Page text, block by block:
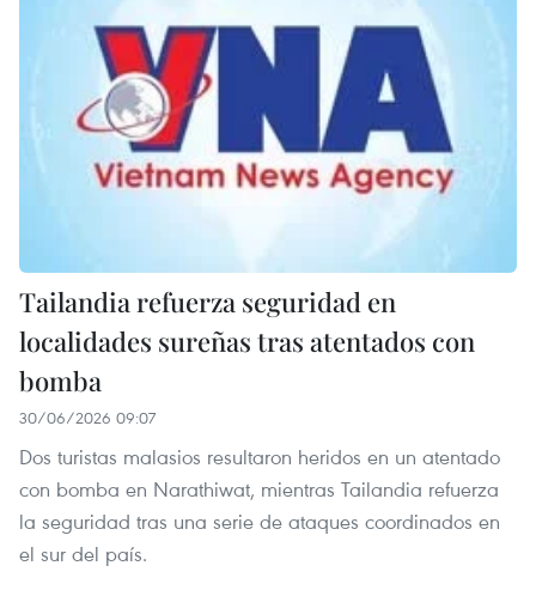
Tailandia refuerza seguridad en
localidades sureñas tras atentados con
bomba
30/06/2026 09:07
Dos turistas malasios resultaron heridos en un atentado
con bomba en Narathiwat, mientras Tailandia refuerza
la seguridad tras una serie de ataques coordinados en
el sur del país.